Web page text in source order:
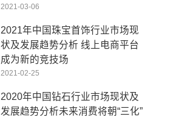
2021-03-06
2021年中国珠宝首饰行业市场现
状及发展趋势分析 线上电商平台
成为新的竞技场
2021-02-25
2020年中国钻石行业市场现状及
发展趋势分析未来消费将朝“三化”